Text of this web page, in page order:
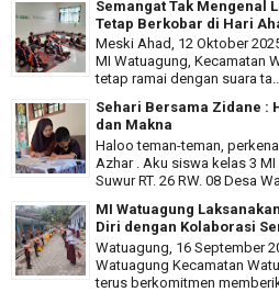
Semangat Tak Mengenal
Tetap Berkobar di Hari
Meski Ahad, 12 Oktober
MI Watuagung, Kecamatan
tetap ramai dengan suara
Sehari Bersama Zidane :
dan Makna
Haloo teman-teman,
Azhar . Aku siswa kelas 3
Suwur RT. 26 RW. 08 Desa
MI Watuagung
Diri dengan Kolaborasi
Watuagung, 16 September
Watuagung Kecamatan
terus berkomitmen